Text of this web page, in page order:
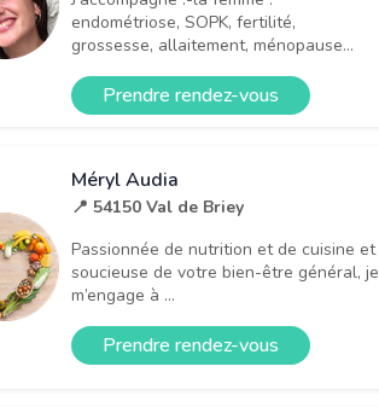
endométriose, SOPK, fertilité,
grossesse, allaitement, ménopause...
Prendre rendez-vous
Méryl Audia
📍 54150 Val de Briey
Passionnée de nutrition et de cuisine et
soucieuse de votre bien-être général, je
m’engage à ...
Prendre rendez-vous